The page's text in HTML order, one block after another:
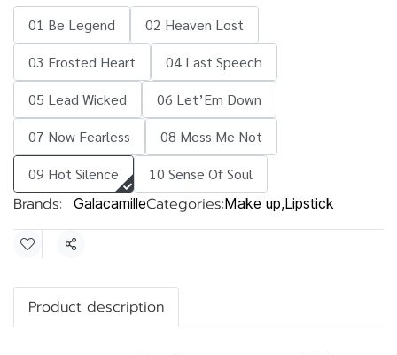
01 Be Legend
02 Heaven Lost
03 Frosted Heart
04 Last Speech
05 Lead Wicked
06 Let’Em Down
07 Now Fearless
08 Mess Me Not
09 Hot Silence
10 Sense Of Soul
Brands: GalacamilleCategories:Make up,Lipstick
Share
Product description